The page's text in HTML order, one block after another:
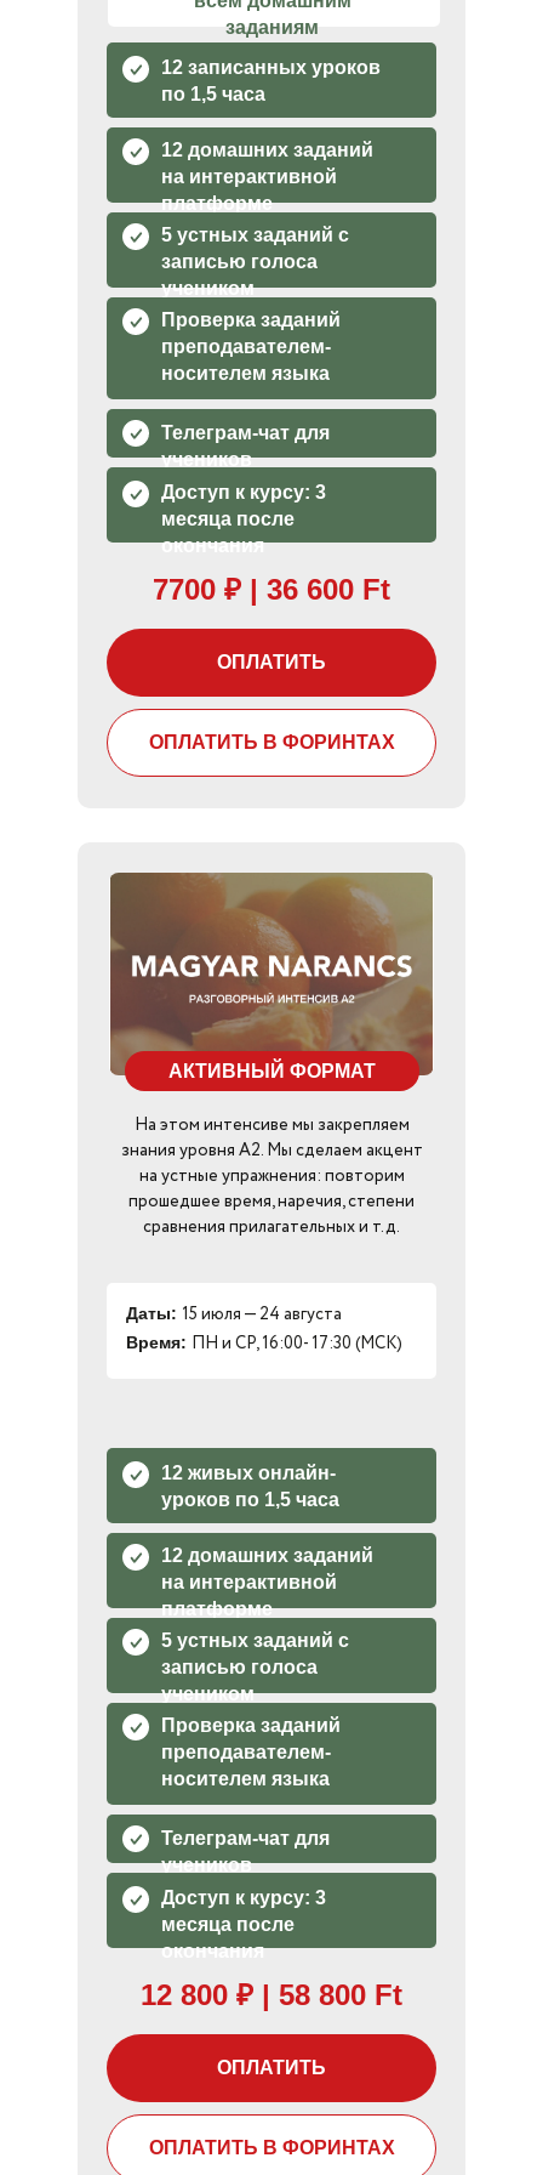
ОПЛАТИТЬ
заданиям
7700 ₽ | 36 600 Ft
ОПЛАТИТЬ В ФОРИНТАХ
12 записанных уроков
по 1,5 часа
12 домашних заданий
на интерактивной
платформе
5 устных заданий с
записью голоса
учеником
Проверка заданий
преподавателем-
носителем языка
Телеграм-чат для
учеников
Доступ к курсу: 3
месяца после
окончания
На этом интенсиве мы закрепляем
знания уровня А2. Мы сделаем акцент
на устные упражнения: повторим
прошедшее время, наречия, степени
сравнения прилагательных и т.д.
ОПЛАТИТЬ
АКТИВНЫЙ ФОРМАТ
Даты: 15 июля — 24 августа
Время: ПН и СР, 16:00- 17:30 (МСК)
12 800 ₽ | 58 800 Ft
ОПЛАТИТЬ В ФОРИНТАХ
12 живых онлайн-
уроков по 1,5 часа
12 домашних заданий
на интерактивной
платформе
5 устных заданий с
записью голоса
учеником
Проверка заданий
преподавателем-
носителем языка
Телеграм-чат для
учеников
Доступ к курсу: 3
месяца после
окончания